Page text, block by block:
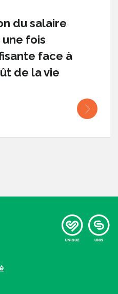
du salaire
fois
face à
de la vie